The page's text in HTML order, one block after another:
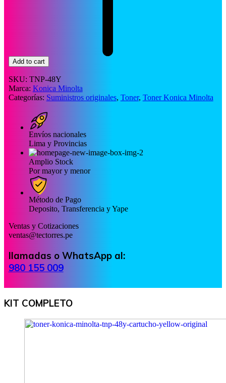
Add to cart
SKU: TNP-48Y
Marca: Konica Minolta
Categorías: Suministros originales, Toner, Toner Konica Minolta
Envíos nacionales
Lima y Provincias
Amplio Stock
Por mayor y menor
Método de Pago
Deposito, Transferencia y Yape
Ventas y Cotizaciones
ventas@tectorres.pe
llamadas o WhatsApp al:
980 155 009
KIT COMPLETO